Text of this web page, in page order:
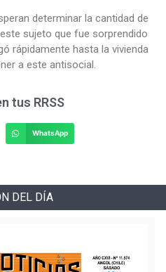
determinar la cantidad de
sujeto que fue sorprendido
rápidamente hasta la vivienda
a este antisocial.
tus RRSS
WhatsApp
DEL DÍA